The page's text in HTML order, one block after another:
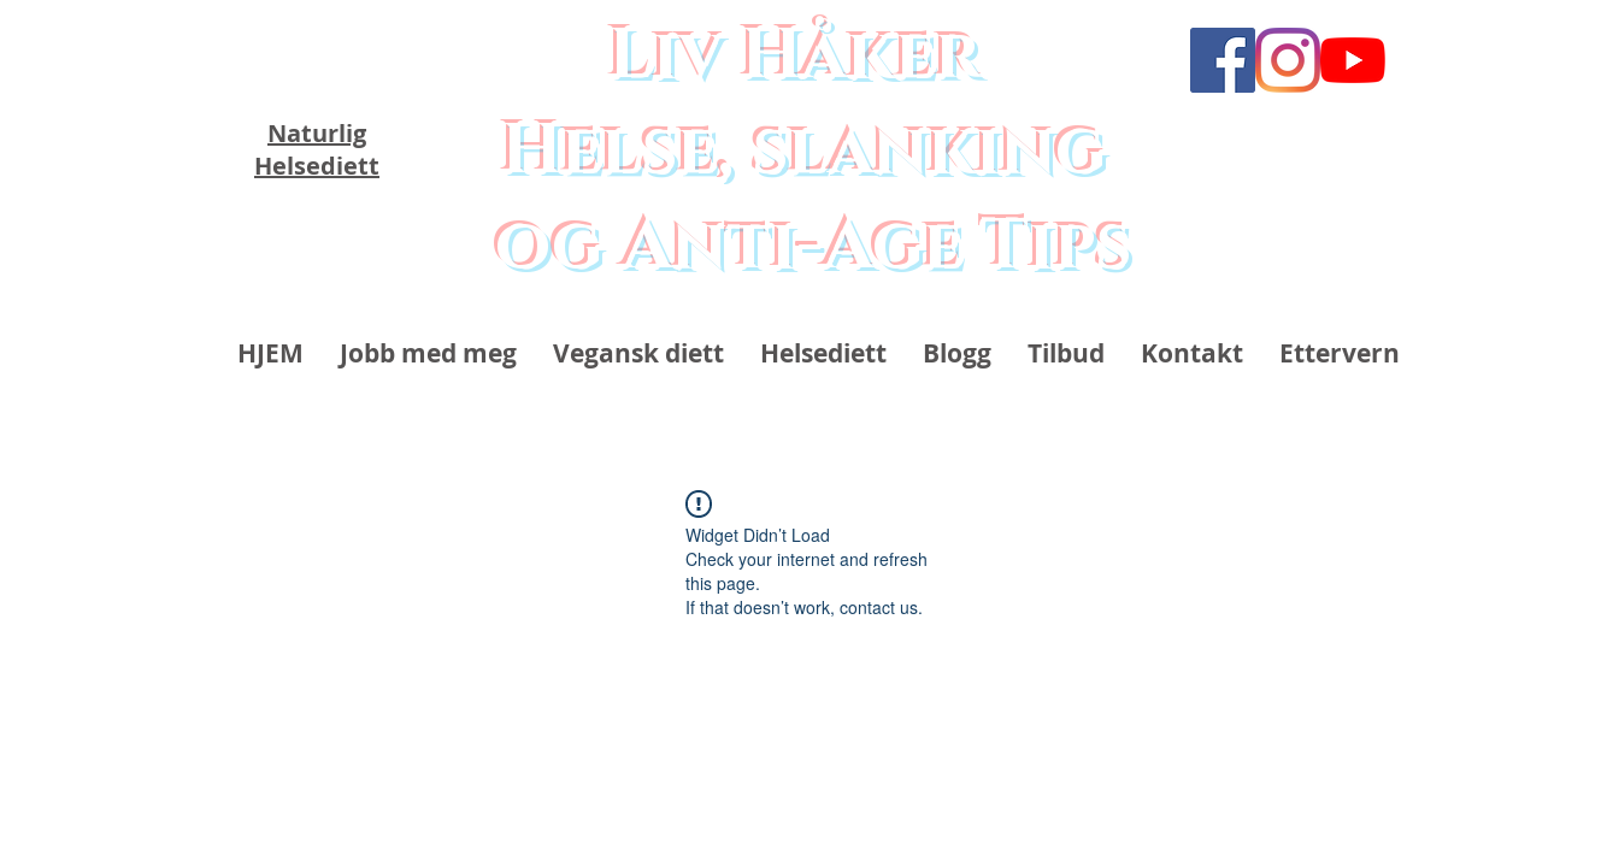
Liv Håker
Helse, slanking
og Anti-Age Tips
Naturlig
Helsediett
HJEM Jobb med meg Vegansk diett Helsediett Blogg Tilbud Kontakt Ettervern
Widget Didn’t Load
Check your internet and refresh
this page.
If that doesn’t work, contact us.